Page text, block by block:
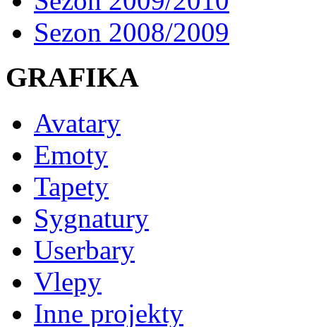
Sezon 2008/2009
GRAFIKA
Avatary
Emoty
Tapety
Sygnatury
Userbary
Vlepy
Inne projekty